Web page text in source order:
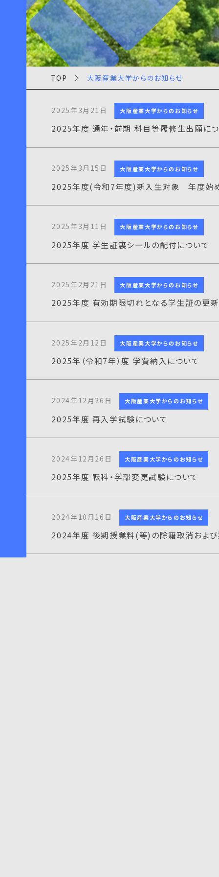
TOP 大阪産業大学からのお知らせ
2025年3月21日 大阪産業大学からのお知らせ
2025年度 通年・前期 科目等履修生出願に
2025年3月15日 大阪産業大学からのお知らせ
2025年度(令和7年度)新入生対象 年度始
2025年3月11日 大阪産業大学からのお知らせ
2025年度 学生証裏シールの配付について
2025年2月21日 大阪産業大学からのお知らせ
2025年度 有効期限切れとなる学生証の更
2025年2月12日 大阪産業大学からのお知らせ
2025年（令和7年）度 学費納入について
2024年12月26日 大阪産業大学からのお知らせ
2025年度 再入学試験について
2024年12月26日 大阪産業大学からのお知らせ
2025年度 転科・学部変更試験について
2024年10月16日 大阪産業大学からのお知らせ
2024年度 後期授業料(等)の除籍取消およ